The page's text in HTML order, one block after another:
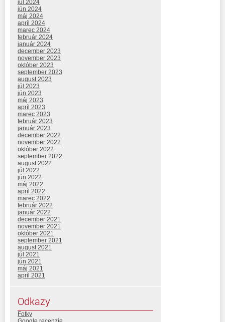
júl 2024
jún 2024
máj 2024
apríl 2024
marec 2024
február 2024
január 2024
december 2023
november 2023
október 2023
september 2023
august 2023
júl 2023
jún 2023
máj 2023
apríl 2023
marec 2023
február 2023
január 2023
december 2022
november 2022
október 2022
september 2022
august 2022
júl 2022
jún 2022
máj 2022
apríl 2022
marec 2022
február 2022
január 2022
december 2021
november 2021
október 2021
september 2021
august 2021
júl 2021
jún 2021
máj 2021
apríl 2021
Odkazy
Fotky